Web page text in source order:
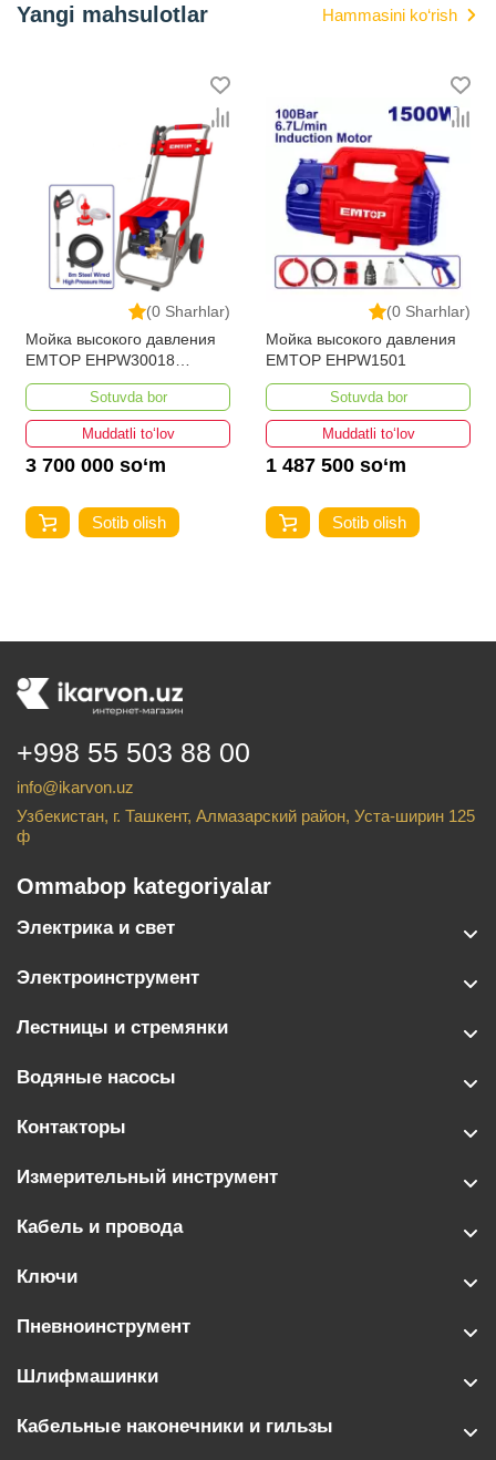
Yangi mahsulotlar Hammasini ko‘rish
(0 Sharhlar)
Мойка высокого давления
EMTOP EHPW30018
промышленная
Sotuvda bor
Muddatli to‘lov
3 700 000 so‘m
Sotib olish
(0 Sharhlar)
Мойка высокого давления
EMTOP EHPW1501
Sotuvda bor
Muddatli to‘lov
1 487 500 so‘m
Sotib olish
+998 55 503 88 00
info@ikarvon.uz
Узбекистан, г. Ташкент, Алмазарский район, Уста-ширин 125
ф
Ommabop kategoriyalar
Электрика и свет
Электроинструмент
Лестницы и стремянки
Водяные насосы
Контакторы
Измерительный инструмент
Кабель и провода
Ключи
Пневноинструмент
Шлифмашинки
Кабельные наконечники и гильзы